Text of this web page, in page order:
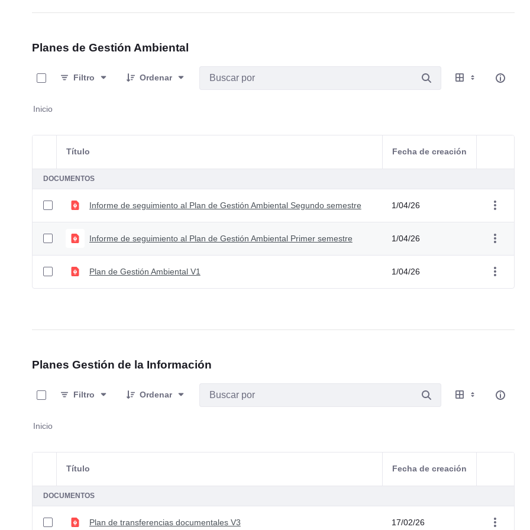
Planes de Gestión Ambiental
Filtro
Ordenar
Inicio
Selección del elemento
Título Fecha de creación
DOCUMENTOS
Informe de seguimiento al Plan de Gestión Ambiental Segundo semestre 1/04/26
Informe de seguimiento al Plan de Gestión Ambiental Primer semestre 1/04/26
Plan de Gestión Ambiental V1 1/04/26
Planes Gestión de la Información
Filtro
Ordenar
Inicio
Selección del elemento
Título Fecha de creación
DOCUMENTOS
Plan de transferencias documentales V3 17/02/26